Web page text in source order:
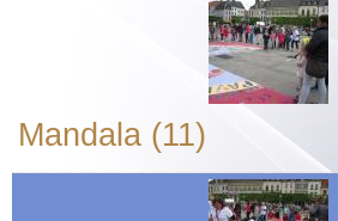
Mandala (11)